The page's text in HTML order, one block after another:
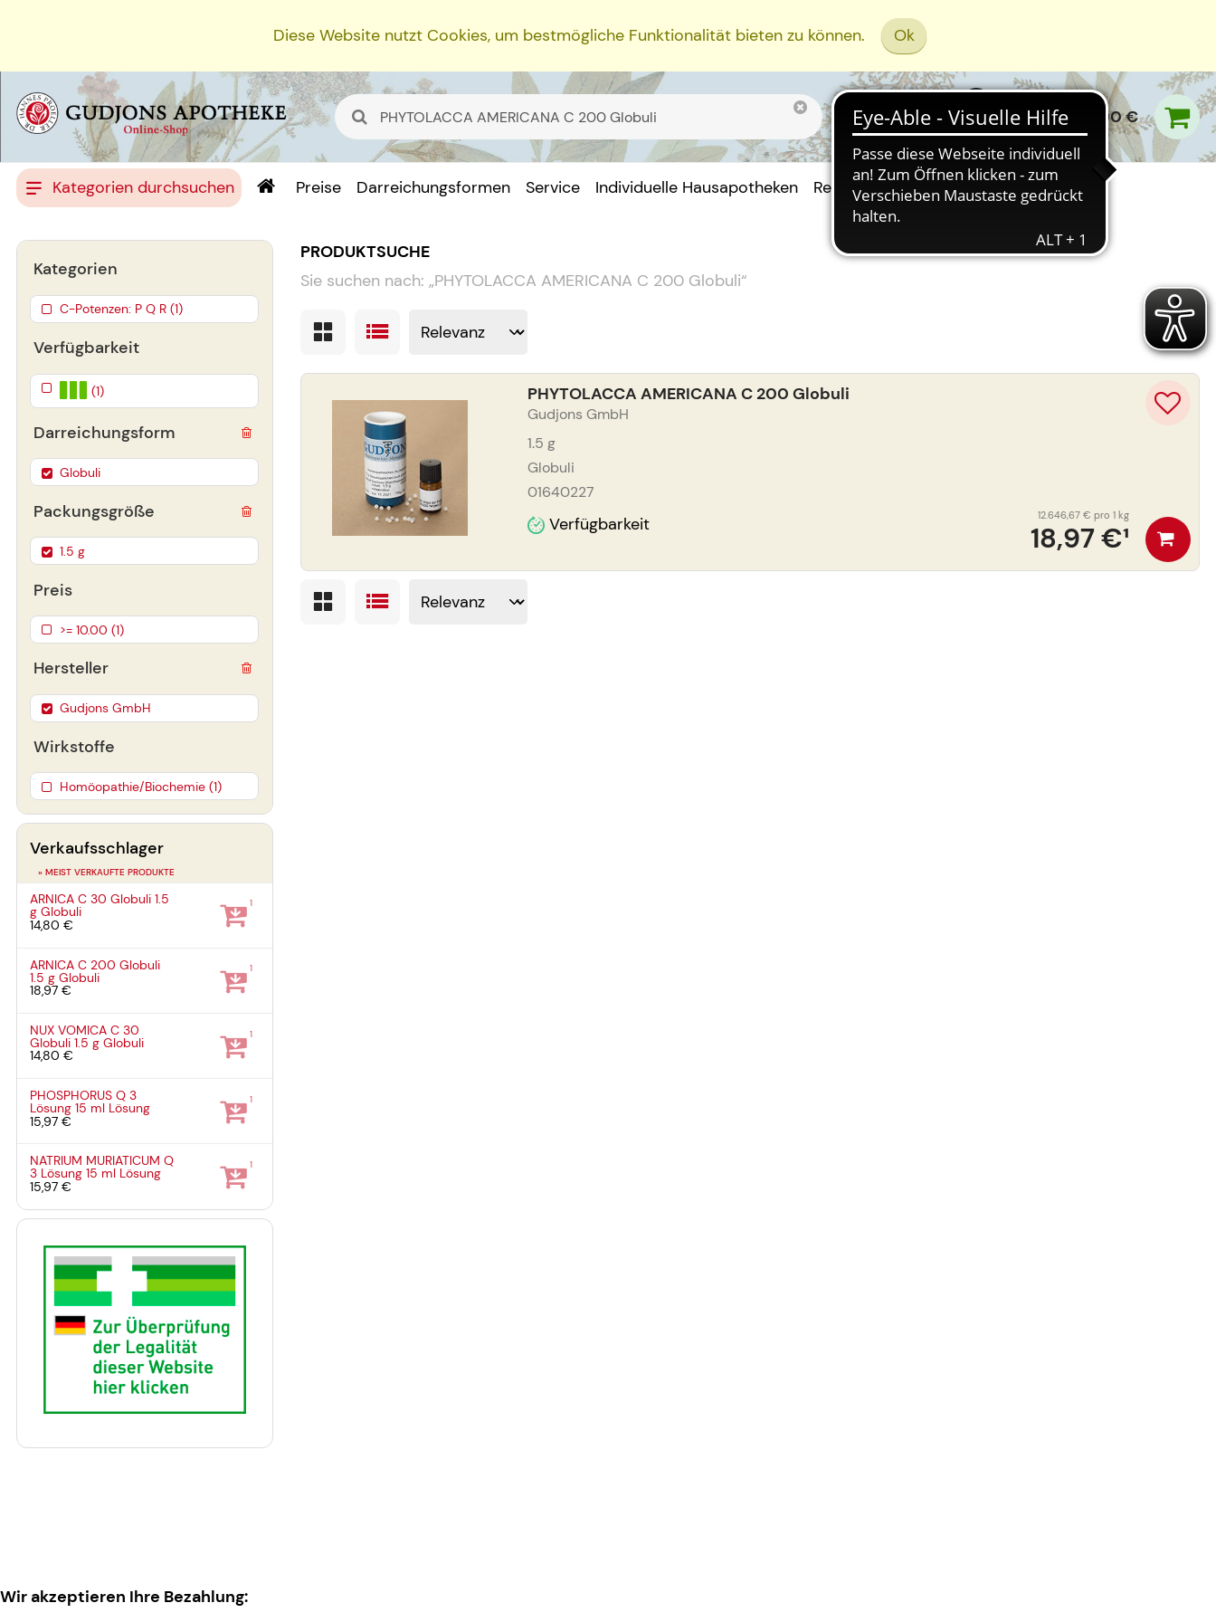
Diese Website nutzt Cookies, um bestmögliche Funktionalität bieten zu können. Ok
0,00 €
Kategorien durchsuchen Preise Darreichungsformen Service Individuelle Hausapotheken Rezept Einreichen
PRODUKTSUCHE
Sie suchen nach: „PHYTOLACCA AMERICANA C 200 Globuli“
PHYTOLACCA AMERICANA C 200 Globuli
Gudjons GmbH
1.5 g
Globuli
01640227
Verfügbarkeit 18,97 €¹
12.646,67 € pro 1 kg
Verfügbarkeit
(1)
Darreichungsform
Globuli
Packungsgröße
1.5 g
Preis
>= 10.00 (1)
Hersteller
Gudjons GmbH
Wirkstoffe
Homöopathie/Biochemie (1)
Kategorien
C-Potenzen: P Q R (1)
Verkaufsschlager
» MEIST VERKAUFTE PRODUKTE
ARNICA C 30 Globuli1.5
gGlobuli
14,80 €
1
ARNICA C 200 Globuli
1.5 gGlobuli
18,97 €
1
NUX VOMICA C 30
Globuli1.5 gGlobuli
14,80 €
1
PHOSPHORUS Q 3
Lösung15 ml Lösung
15,97 €
1
NATRIUM MURIATICUM Q
3 Lösung15 ml Lösung
15,97 €
1
Wir akzeptieren Ihre Bezahlung: